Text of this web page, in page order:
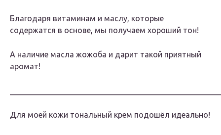
Благодаря витаминам и маслу, которые
содержатся в основе, мы получаем хороший тон!
А наличие масла жожоба и дарит такой приятный
аромат!
Для моей кожи тональный крем подошёл идеально!